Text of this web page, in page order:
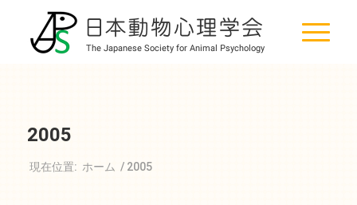
2005
現在位置: ホーム / 2005